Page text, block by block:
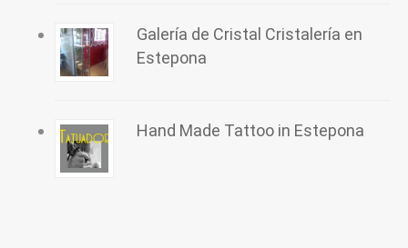
Galería de Cristal Cristalería en
Estepona
Hand Made Tattoo in Estepona